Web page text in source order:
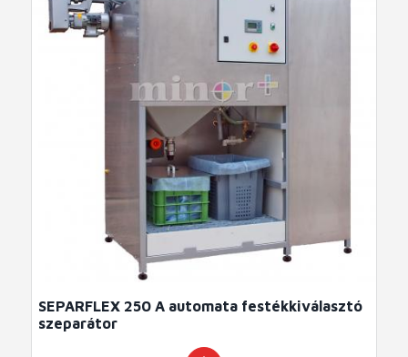
SEPARFLEX 250 A automata festékkiválasztó
szeparátor